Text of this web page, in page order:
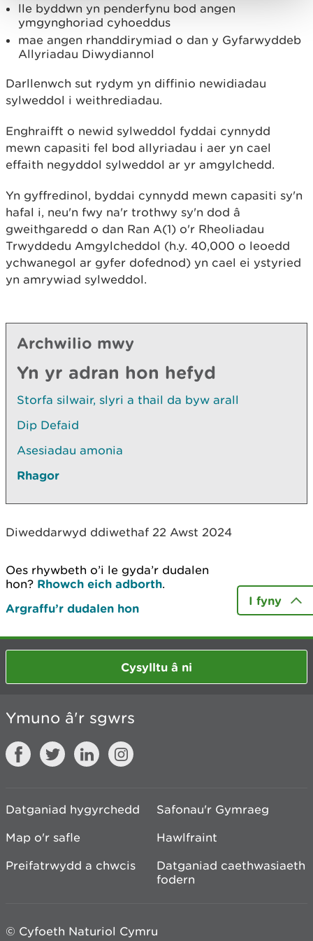
lle byddwn yn penderfynu bod angen
ymgynghoriad cyhoeddus
mae angen rhanddirymiad o dan y Gyfarwyddeb
Allyriadau Diwydiannol
Darllenwch sut rydym yn diffinio newidiadau
sylweddol i weithrediadau.
Enghraifft o newid sylweddol fyddai cynnydd
mewn capasiti fel bod allyriadau i aer yn cael
effaith negyddol sylweddol ar yr amgylchedd.
Yn gyffredinol, byddai cynnydd mewn capasiti sy'n
hafal i, neu'n fwy na'r trothwy sy'n dod â
gweithgaredd o dan Ran A(1) o'r Rheoliadau
Trwyddedu Amgylcheddol (h.y. 40,000 o leoedd
ychwanegol ar gyfer dofednod) yn cael ei ystyried
yn amrywiad sylweddol.
Archwilio mwy
Yn yr adran hon hefyd
Storfa silwair, slyri a thail da byw arall
Dip Defaid
Asesiadau amonia
Rhagor
Diweddarwyd ddiwethaf 22 Awst 2024
Oes rhywbeth o’i le gyda’r dudalen
hon? Rhowch eich adborth.
Argraffu’r dudalen hon
I fyny
Cysylltu â ni
Ymuno â'r sgwrs
Datganiad hygyrchedd
Safonau'r Gymraeg
Map o'r safle
Hawlfraint
Preifatrwydd a chwcis
Datganiad caethwasiaeth
fodern
© Cyfoeth Naturiol Cymru